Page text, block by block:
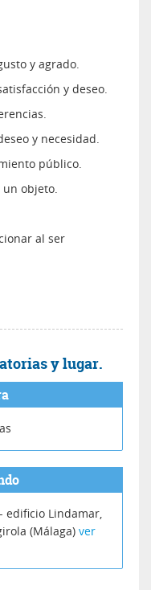
y agrado.
y deseo.
y necesidad.
público.
objeto.
al ser
y lugar.
edificio Lindamar,
(Málaga) ver